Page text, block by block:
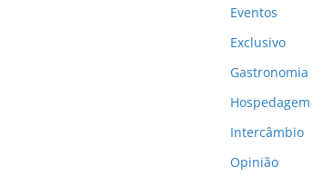
Eventos
Exclusivo
Gastronomia
Hospedagem
Intercâmbio
Opinião